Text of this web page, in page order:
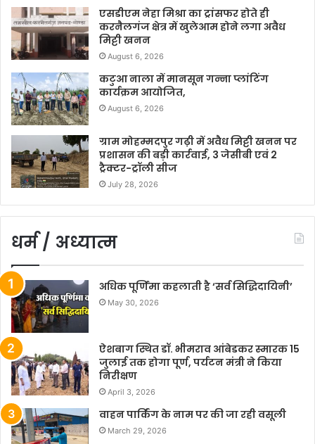
एसडीएम नेहा मिश्रा का ट्रांसफर होते ही
करनैलगंज क्षेत्र में खुलेआम होने लगा अवैध
मिट्टी खनन
August 6, 2026
कटुआ नाला में मानसून गन्ना प्लांटिंग
कार्यक्रम आयोजित,
August 6, 2026
ग्राम मोहम्मदपुर गढ़ी में अवैध मिट्टी खनन पर
प्रशासन की बड़ी कार्रवाई, 3 जेसीबी एवं 2
ट्रैक्टर-ट्रॉली सीज
July 28, 2026
धर्म / अध्यात्म
अधिक पूर्णिमा कहलाती है ‘सर्व सिद्धिदायिनी’
May 30, 2026
ऐशबाग स्थित डॉ. भीमराव आंबेडकर स्मारक 15
जुलाई तक होगा पूर्ण, पर्यटन मंत्री ने किया
निरीक्षण
April 3, 2026
वाहन पार्किंग के नाम पर की जा रही वसूली
March 29, 2026